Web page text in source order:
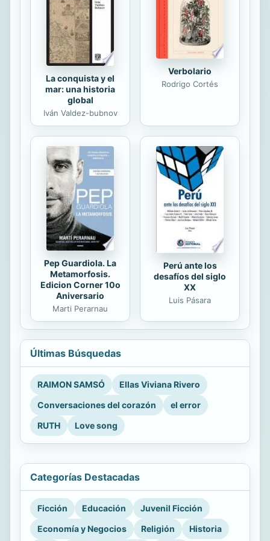
paradójicas, también hay juegos de
palabras. Cada quien podrá estar de
acuerdo o no con lo...
La conquista y el
mar: una historia
global
Iván Valdez-bubnov
Verbolario
Rodrigo Cortés
Pep Guardiola. La
Metamorfosis.
Edicion Corner 10o
Aniversario
Marti Perarnau
Perú ante los
desafíos del siglo
XX
Luis Pásara
Últimas Búsquedas
RAIMON SAMSÓ
Ellas Viviana Rivero
Conversaciones del corazón
el error
RUTH
Love song
Categorías Destacadas
Ficción Educación
Juvenil Ficción
Economía y Negocios
Religión Historia